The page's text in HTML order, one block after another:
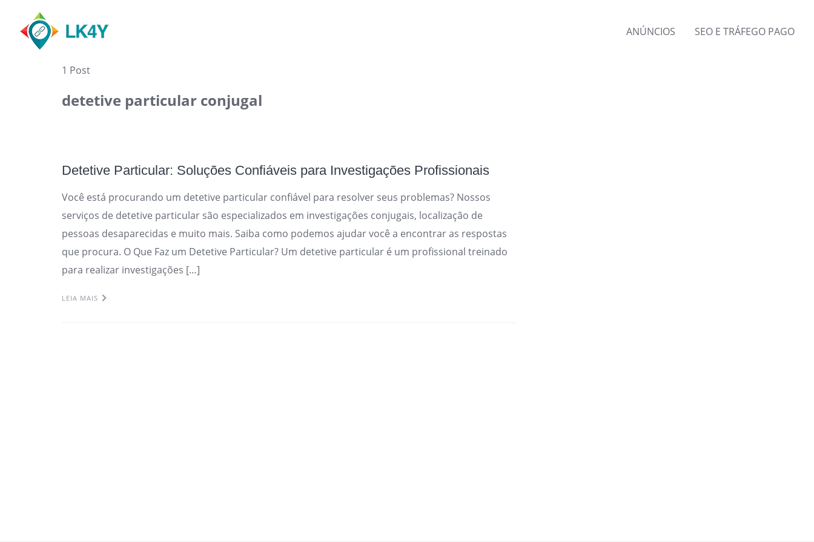
content
ANÚNCIOS SEO E TRÁFEGO PAGO
1 Post
detetive particular conjugal
Detetive Particular: Soluções Confiáveis para Investigações Profissionais
Você está procurando um detetive particular confiável para resolver seus problemas? Nossos
serviços de detetive particular são especializados em investigações conjugais, localização de
pessoas desaparecidas e muito mais. Saiba como podemos ajudar você a encontrar as respostas
que procura. O Que Faz um Detetive Particular? Um detetive particular é um profissional treinado
para realizar investigações […]
LEIA MAIS